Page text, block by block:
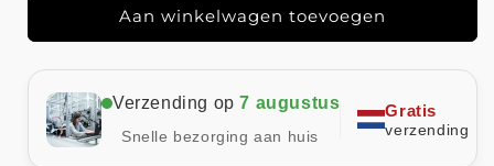
Aan winkelwagen toevoegen
Verzending op7 augustus
Snelle bezorging aan huis
Gratis
verzending